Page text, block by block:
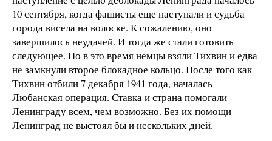
10 сентября, когда фашисты еще наступали и судьба
города висела на волоске. К сожалению, оно
завершилось неудачей. И тогда же стали готовить
следующее. Но в это время немцы взяли Тихвин и едва
не замкнули второе блокадное кольцо. После того как
Тихвин отбили 7 декабря 1941 года, началась
Любанская операция. Ставка и страна помогали
Ленинграду всем, чем возможно. Без их помощи
Ленинград не выстоял бы и нескольких дней.